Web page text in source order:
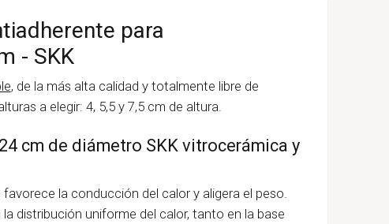
para
- SKK
, de la más alta calidad y totalmente libre de
a elegir: 4, 5,5 y 7,5 cm de altura.
cm de diámetro SKK vitrocerámica y
favorece la conducción del calor y aligera el peso.
distribución uniforme del calor, tanto en la base